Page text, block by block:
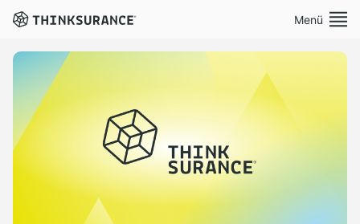
Menü
Demo vereinbaren
Plattform